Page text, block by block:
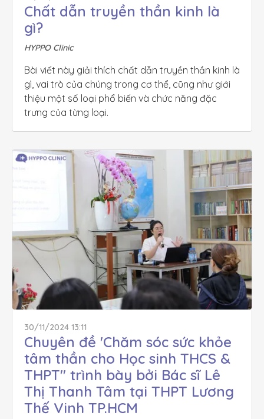
Chất dẫn truyền thần kinh là
gì?
HYPPO Clinic
Bài viết này giải thích chất dẫn truyền thần kinh là
gì, vai trò của chúng trong cơ thể, cũng như giới
thiệu một số loại phổ biến và chức năng đặc
trưng của từng loại.
30/11/2024 13:11
Chuyên đề 'Chăm sóc sức khỏe
tâm thần cho Học sinh THCS &
THPT'' trình bày bởi Bác sĩ Lê
Thị Thanh Tâm tại THPT Lương
Thế Vinh TP.HCM